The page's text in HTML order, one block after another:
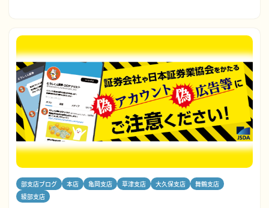
部支店ブログ 本店 亀岡支店 草津支店 大久保支店
舞鶴支店
綾部支店